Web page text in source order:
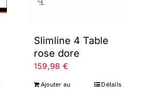
Slimline 4 Table
rose dore
159,98 €
Ajouter au
Détails